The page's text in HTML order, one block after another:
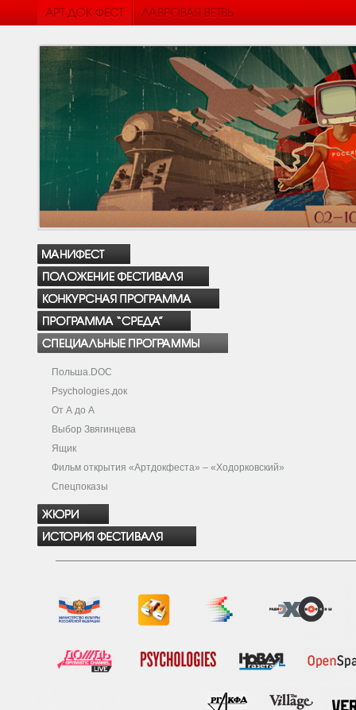
Польша.DOC
Psychologies.док
От А до А
Выбор Звягинцева
Ящик
Фильм открытия «Артдокфеста» – «Ходорковский»
Спецпоказы